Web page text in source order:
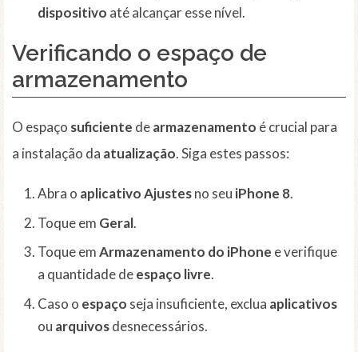
dispositivo até alcançar esse nível.
Verificando o espaço de
armazenamento
O espaço suficiente dearmazenamento é crucial para
a instalação da atualização. Siga estes passos:
Abra o aplicativoAjustesno seu iPhone 8.
Toque em Geral.
Toque emArmazenamento do iPhone e verifique
a quantidade deespaço livre.
Caso o espaço seja insuficiente, exclua aplicativos
ou arquivosdesnecessários.